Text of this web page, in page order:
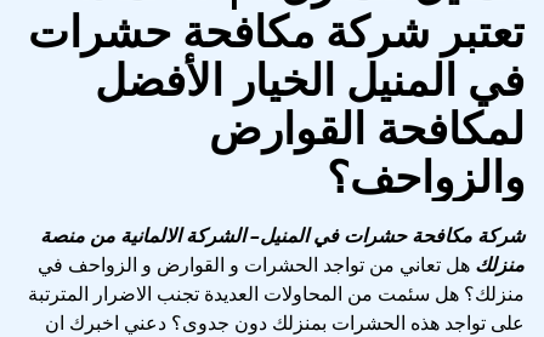
تعتبر شركة مكافحة حشرات
في المنيل الخيار الأفضل
لمكافحة القوارض
والزواحف؟
شركة مكافحة حشرات في المنيل– الشركة الالمانية من منصة
منزلك هل تعاني من تواجد الحشرات و القوارض و الزواحف في
منزلك؟ هل سئمت من المحاولات العديدة تجنب الاضرار المترتبة
على تواجد هذه الحشرات بمنزلك دون جدوى؟ دعني اخبرك ان